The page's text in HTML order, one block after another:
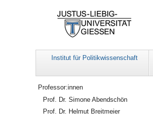
Institut für Politikwissenschaft
Navigation
Professor:innen
Prof. Dr. Simone Abendschön
Prof. Dr. Helmut Breitmeier